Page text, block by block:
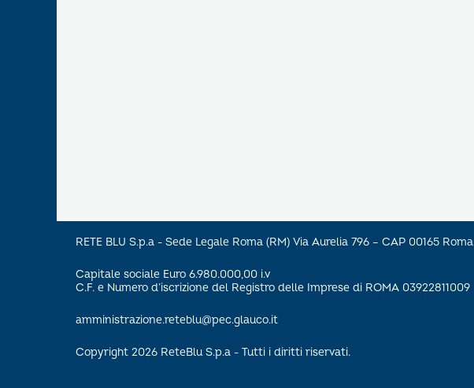
RETE BLU S.p.a - Sede Legale Roma (RM) Via Aurelia 796 – CAP 00165 Roma
Capitale sociale Euro 6.980.000,00 i.v
C.F. e Numero d’iscrizione del Registro delle Imprese di ROMA 03922811009
amministrazione.reteblu@pec.glauco.it
Copyright 2026 ReteBlu S.p.a - Tutti i diritti riservati.